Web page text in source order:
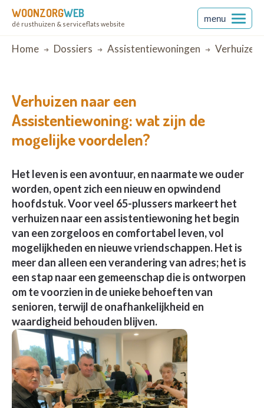
WOONZORGWEB
dé rusthuizen & serviceflats website
menu
Breadcrumb
Home Dossiers Assistentiewoningen Verhuizen
Verhuizen naar een
Assistentiewoning: wat zijn de
mogelijke voordelen?
Het leven is een avontuur, en naarmate we ouder
worden, opent zich een nieuw en opwindend
hoofdstuk. Voor veel 65-plussers markeert het
verhuizen naar een assistentiewoning het begin
van een zorgeloos en comfortabel leven, vol
mogelijkheden en nieuwe vriendschappen. Het is
meer dan alleen een verandering van adres; het is
een stap naar een gemeenschap die is ontworpen
om te voorzien in de unieke behoeften van
senioren, terwijl de onafhankelijkheid en
waardigheid behouden blijven.